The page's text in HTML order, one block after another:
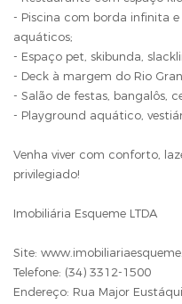
- Piscina com borda infinita
aquáticos;
- Espaço pet, skibunda,
- Deck à margem do Rio
- Salão de festas, bangalôs,
- Playground aquático,
Venha viver com conforto,
privilegiado!
Imobiliária Esqueme LTDA
Site:
Telefone: (34) 3312-1500
Endereço: Rua Major